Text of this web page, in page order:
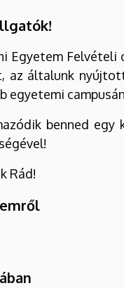
Egyetem
az általunk
egyetemi
benned
Rád!